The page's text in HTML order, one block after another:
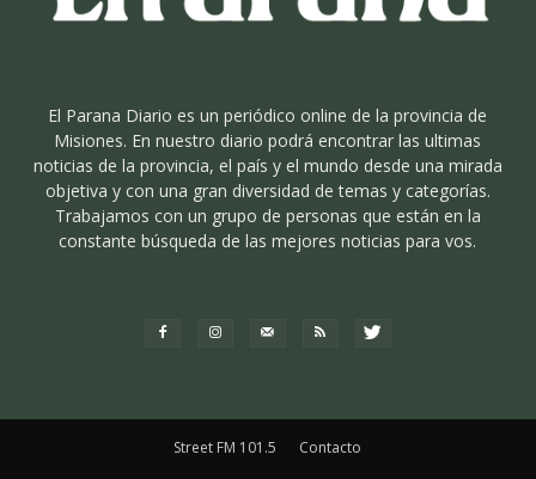
El Parana Diario es un periódico online de la provincia de
Misiones. En nuestro diario podrá encontrar las ultimas
noticias de la provincia, el país y el mundo desde una mirada
objetiva y con una gran diversidad de temas y categorías.
Trabajamos con un grupo de personas que están en la
constante búsqueda de las mejores noticias para vos.
Street FM 101.5 Contacto